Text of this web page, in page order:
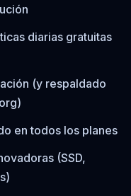
diarias gratuitas
(y respaldado
en todos los planes
(SSD,